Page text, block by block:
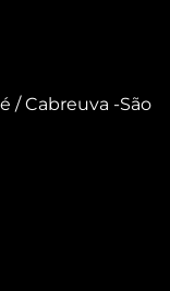
/ Cabreuva -São